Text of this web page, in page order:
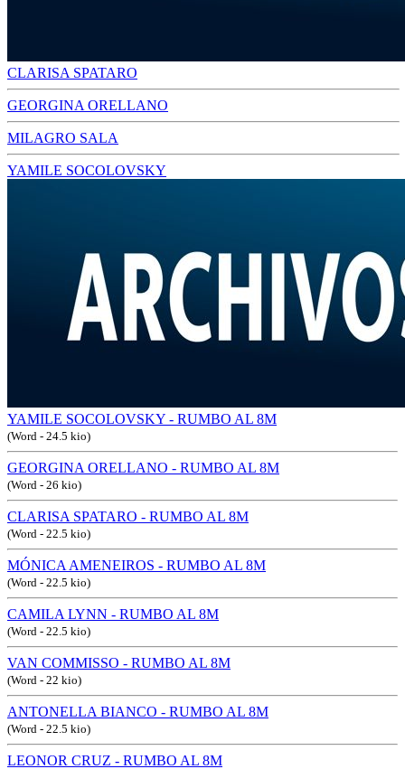
CLARISA SPATARO
GEORGINA ORELLANO
MILAGRO SALA
YAMILE SOCOLOVSKY
YAMILE SOCOLOVSKY - RUMBO AL 8M
(Word - 24.5 kio)
GEORGINA ORELLANO - RUMBO AL 8M
(Word - 26 kio)
CLARISA SPATARO - RUMBO AL 8M
(Word - 22.5 kio)
MÓNICA AMENEIROS - RUMBO AL 8M
(Word - 22.5 kio)
CAMILA LYNN - RUMBO AL 8M
(Word - 22.5 kio)
VAN COMMISSO - RUMBO AL 8M
(Word - 22 kio)
ANTONELLA BIANCO - RUMBO AL 8M
(Word - 22.5 kio)
LEONOR CRUZ - RUMBO AL 8M